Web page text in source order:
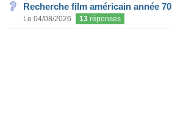
Recherche film américain année 70
Le 04/08/2026 13 réponses